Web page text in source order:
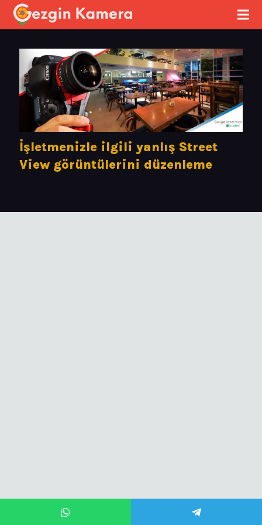
İşletmenizle ilgili yanlış Street
View görüntülerini düzenleme